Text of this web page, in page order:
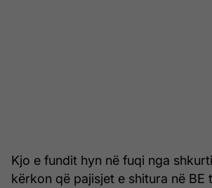
Kjo e fundit hyn në fuqi nga
kërkon që pajisjet e shitura në BE